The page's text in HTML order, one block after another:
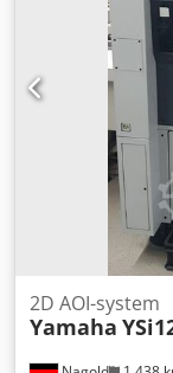
2D AOI-system
Yamaha